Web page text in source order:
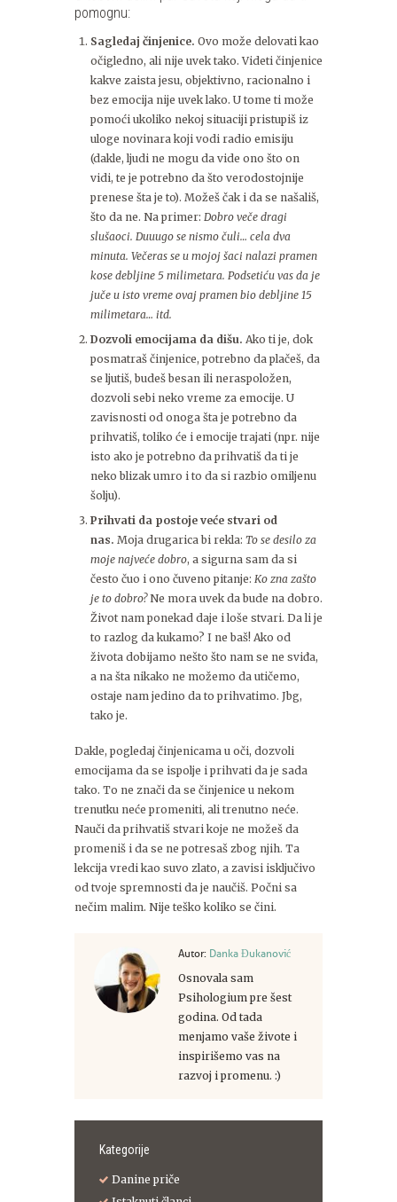
pomognu:
Sagledaj činjenice. Ovo može delovati kao
očigledno, ali nije uvek tako. Videti činjenice
kakve zaista jesu, objektivno, racionalno i
bez emocija nije uvek lako. U tome ti može
pomoći ukoliko nekoj situaciji pristupiš iz
uloge novinara koji vodi radio emisiju
(dakle, ljudi ne mogu da vide ono što on
vidi, te je potrebno da što verodostojnije
prenese šta je to). Možeš čak i da se našališ,
što da ne. Na primer: Dobro veče dragi
slušaoci. Duuugo se nismo čuli… cela dva
minuta. Večeras se u mojoj šaci nalazi pramen
kose debljine 5 milimetara. Podsetiću vas da je
juče u isto vreme ovaj pramen bio debljine 15
milimetara… itd.
Dozvoli emocijama da dišu. Ako ti je, dok
posmatraš činjenice, potrebno da plačeš, da
se ljutiš, budeš besan ili neraspoložen,
dozvoli sebi neko vreme za emocije. U
zavisnosti od onoga šta je potrebno da
prihvatiš, toliko će i emocije trajati (npr. nije
isto ako je potrebno da prihvatiš da ti je
neko blizak umro i to da si razbio omiljenu
šolju).
Prihvati da postoje veće stvari od
nas. Moja drugarica bi rekla: To se desilo za
moje najveće dobro, a sigurna sam da si
često čuo i ono čuveno pitanje: Ko zna zašto
je to dobro?Ne mora uvek da bude na dobro.
Život nam ponekad daje i loše stvari. Da li je
to razlog da kukamo? I ne baš! Ako od
života dobijamo nešto što nam se ne sviđa,
a na šta nikako ne možemo da utičemo,
ostaje nam jedino da to prihvatimo. Jbg,
tako je.
Dakle, pogledaj činjenicama u oči, dozvoli
emocijama da se ispolje i prihvati da je sada
tako. To ne znači da se činjenice u nekom
trenutku neće promeniti, ali trenutno neće.
Nauči da prihvatiš stvari koje ne možeš da
promeniš i da se ne potresaš zbog njih. Ta
lekcija vredi kao suvo zlato, a zavisi isključivo
od tvoje spremnosti da je naučiš. Počni sa
nečim malim. Nije teško koliko se čini.
Autor: Danka Đukanović
Osnovala sam
Psihologium pre šest
godina. Od tada
menjamo vaše živote i
inspirišemo vas na
razvoj i promenu. :)
Kategorije
Danine priče